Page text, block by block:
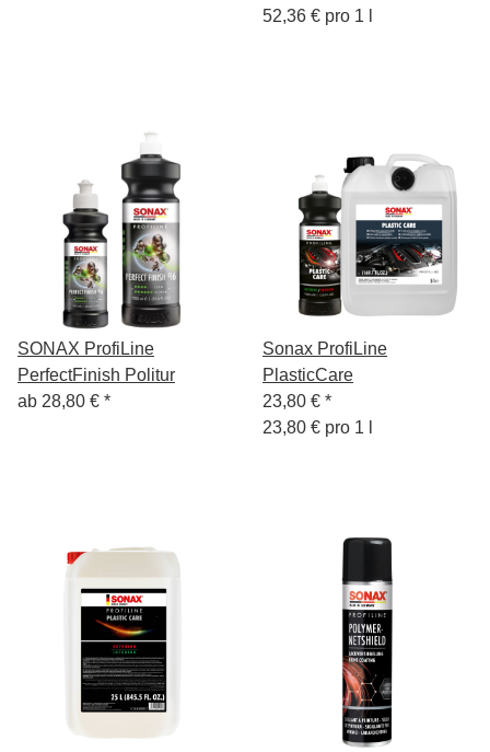
52,36 € pro 1 l
SONAX ProfiLine
PerfectFinish Politur
ab 28,80 € *
Sonax ProfiLine
PlasticCare
23,80 € *
23,80 € pro 1 l